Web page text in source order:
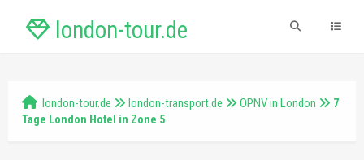
london-tour.de
london-tour.de london-transport.de ÖPNV in London
7
Tage London Hotel in Zone 5